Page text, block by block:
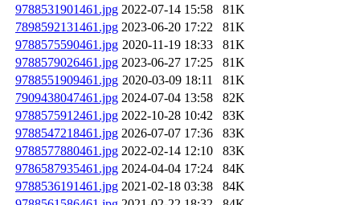
9788531901461.jpg 2022-07-14 15:58
81K
7898592131461.jpg 2023-06-20 17:22
81K
9788575590461.jpg 2020-11-19 18:33
81K
9788579026461.jpg 2023-06-27 17:25
81K
9788551909461.jpg 2020-03-09 18:11
81K
7909438047461.jpg 2024-07-04 13:58
82K
9788575912461.jpg 2022-10-28 10:42
83K
9788547218461.jpg 2026-07-07 17:36
83K
9788577880461.jpg 2022-02-14 12:10
83K
9786587935461.jpg 2024-04-04 17:24
84K
9788536191461.jpg 2021-02-18 03:38
84K